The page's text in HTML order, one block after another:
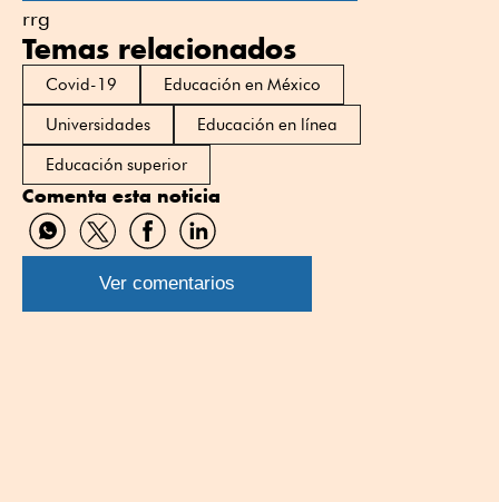
rrg
Temas relacionados
Covid-19
Educación en México
Universidades
Educación en línea
Educación superior
Comenta esta noticia
Compartir
por
WhatsApp
Compartir
por
Twitter
Compartir
por
Facebook
Compartir
por
Linkedin
Ver comentarios